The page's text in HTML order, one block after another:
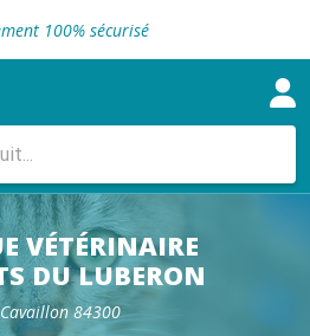
100% sécurisé
en clinique vétérinaire
croquettes vétérinaire
en clinique vétérinaire
gratuit en clinique
de croquettes vétérinaire
VÉTÉRINAIRE
DU LUBERON
Cavaillon 84300